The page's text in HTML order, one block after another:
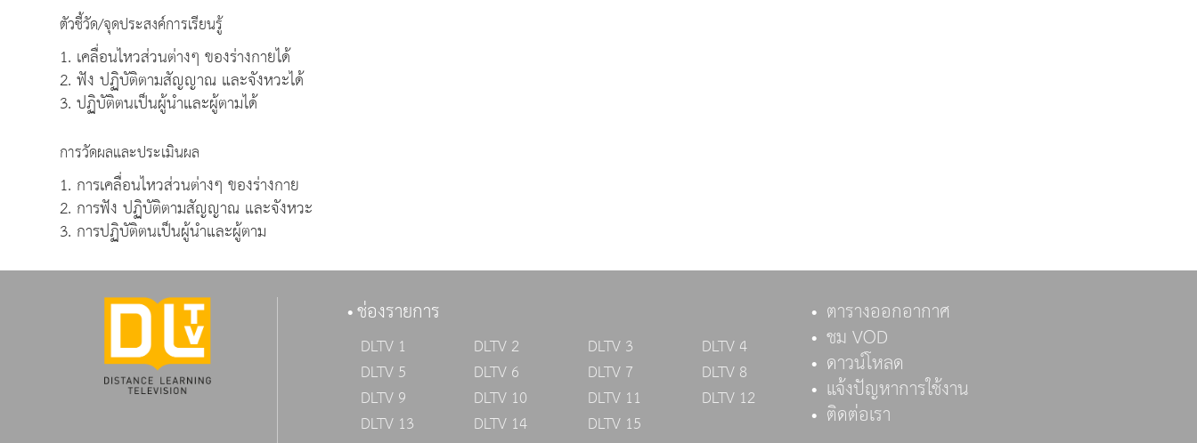
ตัวชี้วัด/จุดประสงค์การเรียนรู้
1. เคลื่อนไหวส่วนต่างๆ ของร่างกายได้
2. ฟัง ปฏิบัติตามสัญญาณ และจังหวะได้
3. ปฏิบัติตนเป็นผู้นำและผู้ตามได้
การวัดผลและประเมินผล
1. การเคลื่อนไหวส่วนต่างๆ ของร่างกาย
2. การฟัง ปฏิบัติตามสัญญาณ และจังหวะ
3. การปฏิบัติตนเป็นผู้นำและผู้ตาม
ช่องรายการ
DLTV 1 DLTV 2 DLTV 3
DLTV 4
DLTV 5
DLTV 6 DLTV 7
DLTV 8
DLTV 9
DLTV 10 DLTV 11
DLTV 12
DLTV 13
DLTV 14 DLTV 15
ตารางออกอากาศ
ชม VOD
ดาวน์โหลด
แจ้งปัญหาการใช้งาน
ติดต่อเรา